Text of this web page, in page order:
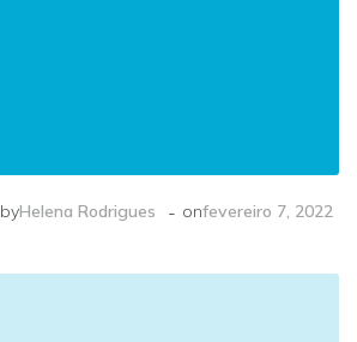
byHelena Rodrigues - onfevereiro 7, 2022